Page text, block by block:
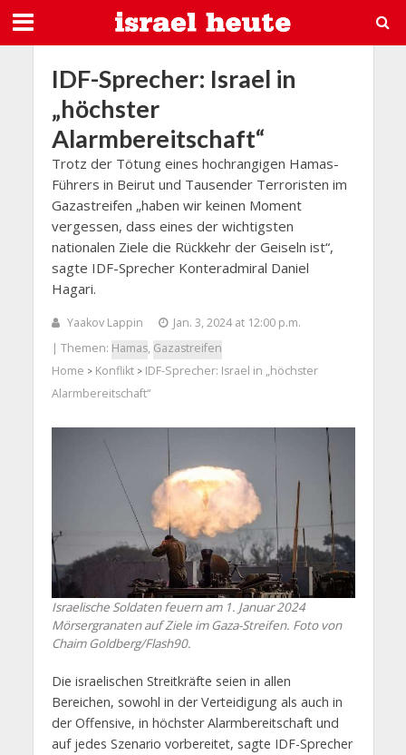
IDF-Sprecher: Israel in
„höchster
Alarmbereitschaft“
Trotz der Tötung eines hochrangigen Hamas-
Führers in Beirut und Tausender Terroristen im
Gazastreifen „haben wir keinen Moment
vergessen, dass eines der wichtigsten
nationalen Ziele die Rückkehr der Geiseln ist“,
sagte IDF-Sprecher Konteradmiral Daniel
Hagari.
Yaakov Lappin
Jan. 3, 2024 at 12:00 p.m.
| Themen: Hamas, Gazastreifen
Home > Konflikt> IDF-Sprecher: Israel in „höchster
Alarmbereitschaft“
Israelische Soldaten feuern am 1. Januar 2024
Mörsergranaten auf Ziele im Gaza-Streifen. Foto von
Chaim Goldberg/Flash90.
Die israelischen Streitkräfte seien in allen
Bereichen, sowohl in der Verteidigung als auch in
der Offensive, in höchster Alarmbereitschaft und
auf jedes Szenario vorbereitet, sagte IDF-Sprecher